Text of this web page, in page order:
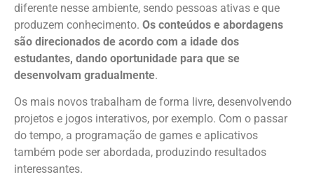
diferente nesse ambiente, sendo pessoas ativas e que
produzem conhecimento. Os conteúdos e abordagens
são direcionados de acordo com a idade dos
estudantes, dando oportunidade para que se
desenvolvam gradualmente.
Os mais novos trabalham de forma livre, desenvolvendo
projetos e jogos interativos, por exemplo. Com o passar
do tempo, a programação de games e aplicativos
também pode ser abordada, produzindo resultados
interessantes.